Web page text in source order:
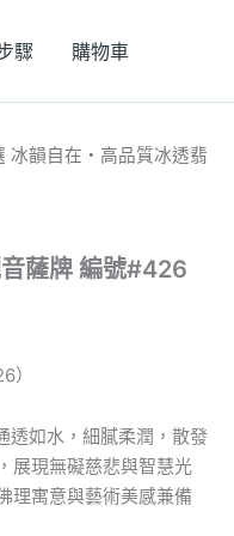
驟 購物車
冰韻自在・高品質冰透翡
薩牌 編號#426
）
透如水，細膩柔潤，散發
展現無礙慈悲與智慧光
理寓意與藝術美感兼備